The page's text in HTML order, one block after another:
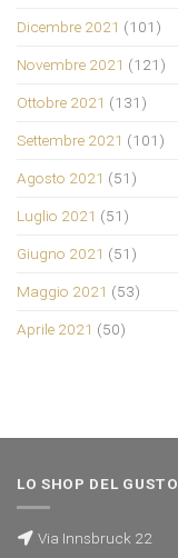
Dicembre 2021 (101)
Novembre 2021 (121)
Ottobre 2021 (131)
Settembre 2021 (101)
Agosto 2021 (51)
Luglio 2021 (51)
Giugno 2021 (51)
Maggio 2021 (53)
Aprile 2021 (50)
LO SHOP DEL GUSTO
Via Innsbruck 22